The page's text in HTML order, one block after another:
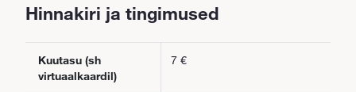
Hinnakiri ja tingimused
Kuutasu (sh
virtuaalkaardil)
7 €